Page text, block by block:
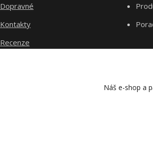
Dopravné
Kontakty
Recenze
Náš e-shop a